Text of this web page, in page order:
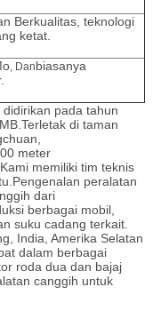
Berkualitas, teknologi
ketat.
, Danbiasanya
pada tahun
di taman
meter
memiliki tim teknis
peralatan
dari
berbagai mobil,
suku cadang terkait.
India, Amerika Selatan
dalam berbagai
roda dua dan bajaj
canggih untuk